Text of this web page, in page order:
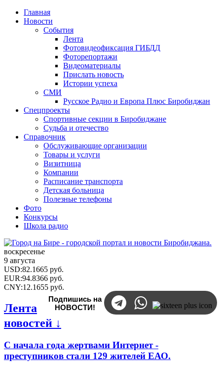
Главная
Новости
События
Лента
Фотовидеофиксация ГИБДД
Фоторепортажи
Видеоматериалы
Прислать новость
Истории успеха
СМИ
Русское Радио и Европа Плюс Биробиджан
Спецпроекты
Спортивные секции в Биробиджане
Судьба и отечество
Справочник
Обслуживающие организации
Товары и услуги
Визитница
Компании
Расписание транспорта
Детская больница
Полезные телефоны
Фото
Конкурсы
Школа радио
воскресенье
9 августа
USD:82.1665 руб.
EUR:94.8366 руб.
CNY:12.1655 руб.
Подпишись на
НОВОСТИ!
Лента
новостей ↓
С начала года жертвами Интернет -
преступников стали 129 жителей ЕАО.